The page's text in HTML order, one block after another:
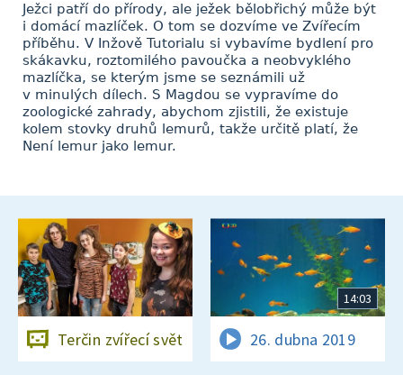
Ježci patří do přírody, ale ježek bělobřichý může být
i domácí mazlíček. O tom se dozvíme ve Zvířecím
příběhu. V Inžově Tutorialu si vybavíme bydlení pro
skákavku, roztomilého pavoučka a neobvyklého
mazlíčka, se kterým jsme se seznámili už
v minulých dílech. S Magdou se vypravíme do
zoologické zahrady, abychom zjistili, že existuje
kolem stovky druhů lemurů, takže určitě platí, že
Není lemur jako lemur.
Terčin zvířecí svět
14:03
26. dubna 2019